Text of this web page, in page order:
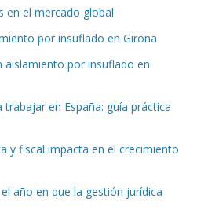
en el mercado global
por insuflado en Girona
aislamiento por insuflado en
en España: guía práctica
y fiscal impacta en el crecimiento
año en que la gestión jurídica